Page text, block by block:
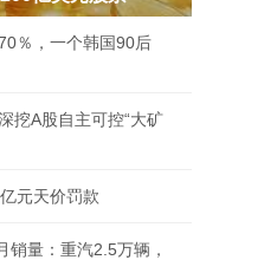
％，一个韩国90后
挖A股自主可控“大矿
元天价罚款
销量：重汽2.5万辆，